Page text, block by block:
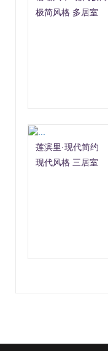
极简风格 多居室
莲滨里·现代简约
现代风格 三居室